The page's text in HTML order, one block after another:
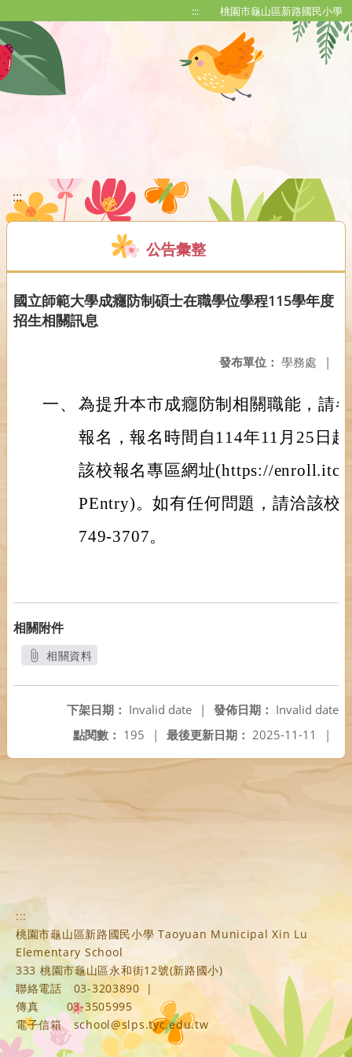
::: 桃園市龜山區新路國民小學
:::
公告彙整
國立師範大學成癮防制碩士在職學位學程115學年度
招生相關訊息
發布單位： 學務處 |
一、 為提升本市成癮防制相關職能，請
報名，報名時間自114年11月25日
該校報名專區網址(https://
PEntry)。如有任何問題，請洽該校
749-3707。
相關附件
相關資料
發佈日期： Invalid date
下架日期： Invalid date
|
最後更新日期： 2025-11-11 |
點閱數： 195 |
:::
桃園市龜山區新路國民小學 Taoyuan Municipal Xin Lu
Elementary School
333 桃園市龜山區永和街12號(新路國小)
聯絡電話
03-3203890
|
傳真
03-3505995
電子信箱
school@slps.tyc.edu.tw